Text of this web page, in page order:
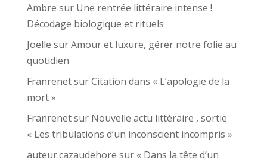
Ambre sur Une rentrée littéraire intense !
Décodage biologique et rituels
Joelle surAmour et luxure, gérer notre folie au
quotidien
FranrenetsurCitation dans « L’apologie de la
mort »
Franrenetsur Nouvelle actu littéraire , sortie
« Les tribulations d’un inconscient incompris »
auteur.cazaudehore sur « Dans la tête d’un